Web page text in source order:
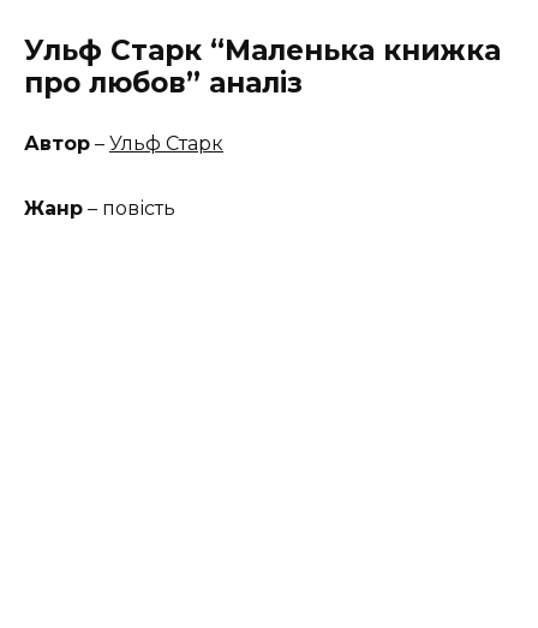
Ульф Старк “Маленька книжка
про любов” аналіз
Автор – Ульф Старк
Жанр – повість